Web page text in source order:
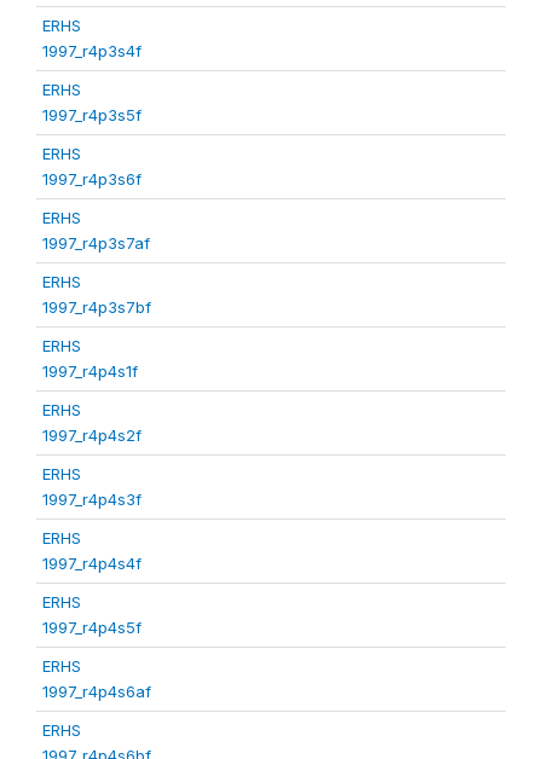
ERHS
1997_r4p3s4f
ERHS
1997_r4p3s5f
ERHS
1997_r4p3s6f
ERHS
1997_r4p3s7af
ERHS
1997_r4p3s7bf
ERHS
1997_r4p4s1f
ERHS
1997_r4p4s2f
ERHS
1997_r4p4s3f
ERHS
1997_r4p4s4f
ERHS
1997_r4p4s5f
ERHS
1997_r4p4s6af
ERHS
1997_r4p4s6bf